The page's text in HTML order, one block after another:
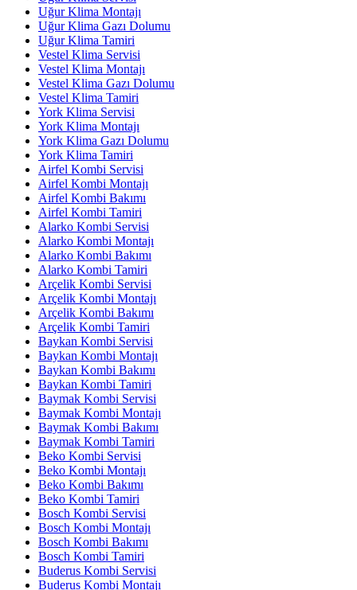
Uğur Klima Montajı
Uğur Klima Gazı Dolumu
Uğur Klima Tamiri
Vestel Klima Servisi
Vestel Klima Montajı
Vestel Klima Gazı Dolumu
Vestel Klima Tamiri
York Klima Servisi
York Klima Montajı
York Klima Gazı Dolumu
York Klima Tamiri
Airfel Kombi Servisi
Airfel Kombi Montajı
Airfel Kombi Bakımı
Airfel Kombi Tamiri
Alarko Kombi Servisi
Alarko Kombi Montajı
Alarko Kombi Bakımı
Alarko Kombi Tamiri
Arçelik Kombi Servisi
Arçelik Kombi Montajı
Arçelik Kombi Bakımı
Arçelik Kombi Tamiri
Baykan Kombi Servisi
Baykan Kombi Montajı
Baykan Kombi Bakımı
Baykan Kombi Tamiri
Baymak Kombi Servisi
Baymak Kombi Montajı
Baymak Kombi Bakımı
Baymak Kombi Tamiri
Beko Kombi Servisi
Beko Kombi Montajı
Beko Kombi Bakımı
Beko Kombi Tamiri
Bosch Kombi Servisi
Bosch Kombi Montajı
Bosch Kombi Bakımı
Bosch Kombi Tamiri
Buderus Kombi Servisi
Buderus Kombi Montajı